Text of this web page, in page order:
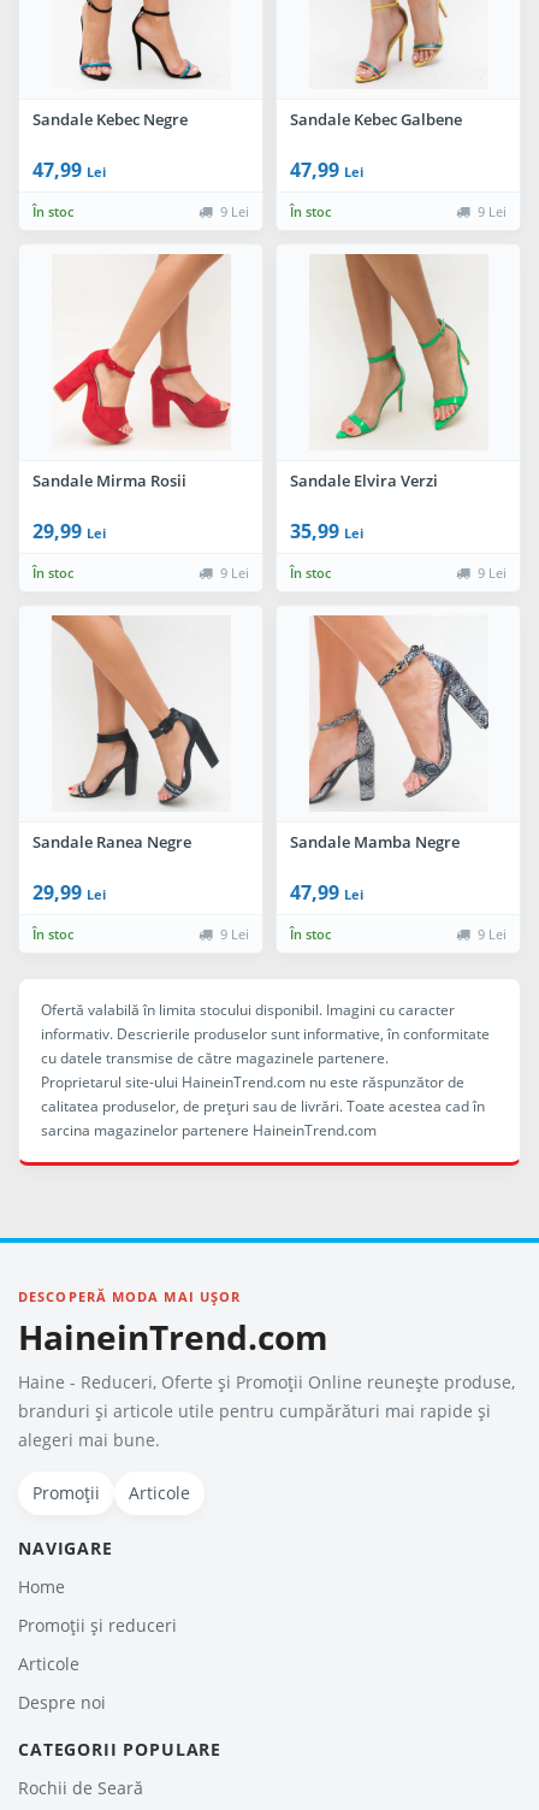
Sandale Kebec Negre
47,99 Lei
În stoc 9 Lei
Sandale Kebec Galbene
47,99 Lei
În stoc 9 Lei
Sandale Mirma Rosii
29,99 Lei
În stoc 9 Lei
Sandale Elvira Verzi
35,99 Lei
În stoc 9 Lei
Sandale Ranea Negre
29,99 Lei
În stoc 9 Lei
Sandale Mamba Negre
47,99 Lei
În stoc 9 Lei
Ofertă valabilă în limita stocului disponibil. Imagini cu caracter
informativ. Descrierile produselor sunt informative, în conformitate
cu datele transmise de către magazinele partenere.
Proprietarul site-ului HaineinTrend.com nu este răspunzător de
calitatea produselor, de preţuri sau de livrări. Toate acestea cad în
sarcina magazinelor partenere HaineinTrend.com
DESCOPERĂ MODA MAI UȘOR
HaineinTrend.com
Haine - Reduceri, Oferte şi Promoţii Online reunește produse,
branduri și articole utile pentru cumpărături mai rapide și
alegeri mai bune.
Promoții Articole
NAVIGARE
Home
Promoții și reduceri
Articole
Despre noi
CATEGORII POPULARE
Rochii de Seară